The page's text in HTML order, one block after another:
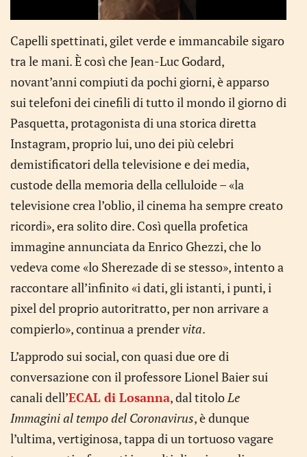
Capelli spettinati, gilet verde e immancabile sigaro
tra le mani. È così che Jean-Luc Godard,
novant’anni compiuti da pochi giorni, è apparso
sui telefoni dei cinefili di tutto il mondo il giorno di
Pasquetta, protagonista di una storica diretta
Instagram, proprio lui, uno dei più celebri
demistificatori della televisione e dei media,
custode della memoria della celluloide – «la
televisione crea l’oblio, il cinema ha sempre creato
ricordi», era solito dire. Così quella profetica
immagine annunciata da Enrico Ghezzi, che lo
vedeva come «lo Sherezade di se stesso», intento a
raccontare all’infinito «i dati, gli istanti, i punti, i
pixel del proprio autoritratto, per non arrivare a
compierlo», continua a prendervita.
L’approdo sui social, con quasi due ore di
conversazione con il professore Lionel Baier sui
canali dell’ECAL di Losanna, dal titoloLe
Immagini al tempo del Coronavirus, è dunque
l’ultima, vertiginosa, tappa di un tortuoso vagare